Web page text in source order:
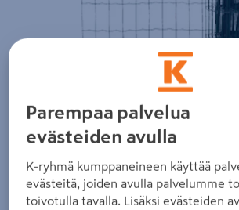
Parempaa palvelua
evästeiden avulla
K-ryhmä kumppaneineen käyttää
evästeitä, joiden avulla palvelumme
toivotulla tavalla. Lisäksi evästeiden